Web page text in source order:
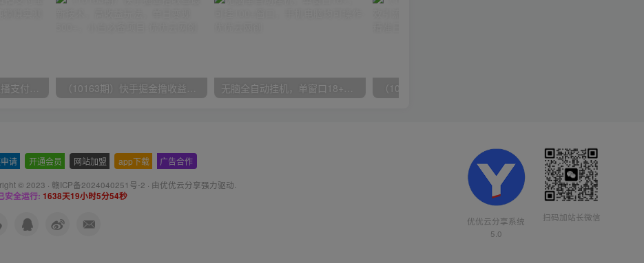
（9934期）24h无人直播支付宝项目，最新带货玩法，纯躺赚实测日入500+ （10163期）快手掘金撸收益最新技术，高收益玩法，单日变现500+，小白必备项目 无脑全自动挂机，单窗口18+，可挂100+窗口，手机电脑均可操作
请 开通会员 网站加盟 app下载 广告合作
© 2023 · 赣ICP备2024040251号-2 · 由优优云分享强力驱动.
安全运行: 1638天19小时5分55秒
优优云分享系统
5.0
扫码加站长微信